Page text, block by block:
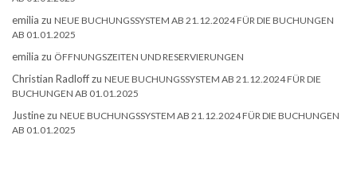
emilia zu NEUE BUCHUNGSSYSTEM AB 21.12.2024 FÜR DIE BUCHUNGEN
AB 01.01.2025
emilia zu ÖFFNUNGSZEITEN UND RESERVIERUNGEN
Christian Radloffzu NEUE BUCHUNGSSYSTEM AB 21.12.2024 FÜR DIE
BUCHUNGEN AB 01.01.2025
Justinezu NEUE BUCHUNGSSYSTEM AB 21.12.2024 FÜR DIE BUCHUNGEN
AB 01.01.2025